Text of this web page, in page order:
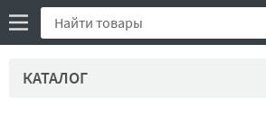
КАТАЛОГ